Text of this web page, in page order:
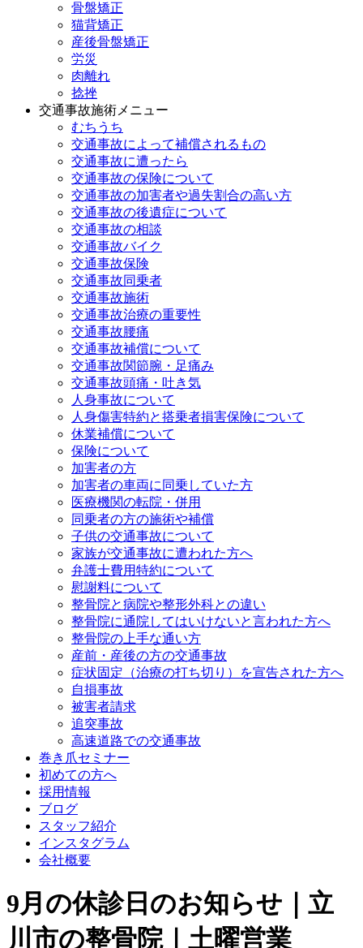
骨盤矯正
猫背矯正
産後骨盤矯正
労災
肉離れ
捻挫
交通事故施術メニュー
むちうち
交通事故によって補償されるもの
交通事故に遭ったら
交通事故の保険について
交通事故の加害者や過失割合の高い方
交通事故の後遺症について
交通事故の相談
交通事故バイク
交通事故保険
交通事故同乗者
交通事故施術
交通事故治療の重要性
交通事故腰痛
交通事故補償について
交通事故関節腕・足痛み
交通事故頭痛・吐き気
人身事故について
人身傷害特約と搭乗者損害保険について
休業補償について
保険について
加害者の方
加害者の車両に同乗していた方
医療機関の転院・併用
同乗者の方の施術や補償
子供の交通事故について
家族が交通事故に遭われた方へ
弁護士費用特約について
慰謝料について
整骨院と病院や整形外科との違い
整骨院に通院してはいけないと言われた方へ
整骨院の上手な通い方
産前・産後の方の交通事故
症状固定（治療の打ち切り）を宣告された方へ
自損事故
被害者請求
追突事故
高速道路での交通事故
巻き爪セミナー
初めての方へ
採用情報
ブログ
スタッフ紹介
インスタグラム
会社概要
9月の休診日のお知らせ｜立
川市の整骨院｜土曜営業